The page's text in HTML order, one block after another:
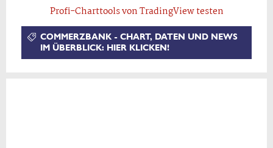
Profi-Charttools von TradingView testen
COMMERZBANK - CHART, DATEN UND NEWS
IM ÜBERBLICK: HIER KLICKEN!